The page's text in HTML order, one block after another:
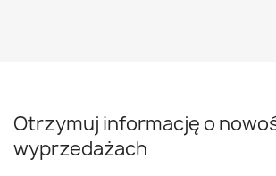
Otrzymuj informację o
wyprzedażach